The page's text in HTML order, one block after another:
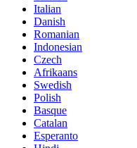
Italian
Danish
Romanian
Indonesian
Czech
Afrikaans
Swedish
Polish
Basque
Catalan
Esperanto